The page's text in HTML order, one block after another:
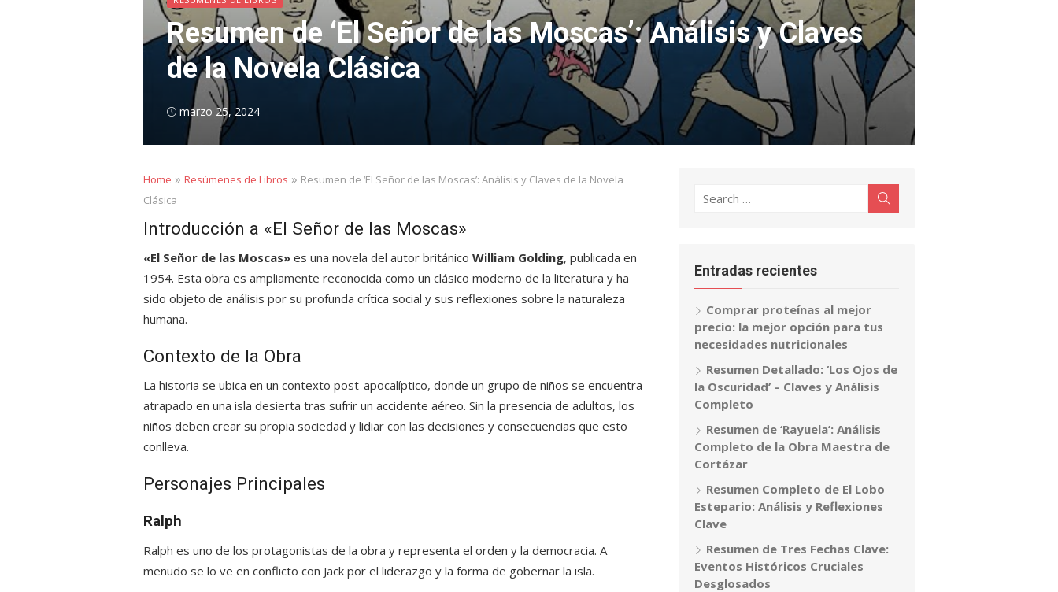
Resumen de ‘El Señor de las Moscas’: Análisis y Claves
de la Novela Clásica
Posted
marzo 25, 2024
Home » Resúmenes de Libros » Resumen de ‘El Señor de las Moscas’: Análisis y Claves de la Novela
Clásica
Introducción a «El Señor de las Moscas»
«El Señor de las Moscas» es una novela del autor británico William Golding, publicada en
1954. Esta obra es ampliamente reconocida como un clásico moderno de la literatura y ha
sido objeto de análisis por su profunda crítica social y sus reflexiones sobre la naturaleza
humana.
Contexto de la Obra
La historia se ubica en un contexto post-apocalíptico, donde un grupo de niños se encuentra
atrapado en una isla desierta tras sufrir un accidente aéreo. Sin la presencia de adultos, los
niños deben crear su propia sociedad y lidiar con las decisiones y consecuencias que esto
conlleva.
Personajes Principales
Ralph
Ralph es uno de los protagonistas de la obra y representa el orden y la democracia. A
menudo se lo ve en conflicto con Jack por el liderazgo y la forma de gobernar la isla.
Search
Entradas recientes
Comprar proteínas al mejor
precio: la mejor opción para tus
necesidades nutricionales
Resumen Detallado: ‘Los Ojos de
la Oscuridad’ – Claves y Análisis
Completo
Resumen de ‘Rayuela’: Análisis
Completo de la Obra Maestra de
Cortázar
Resumen Completo de El Lobo
Estepario: Análisis y Reflexiones
Clave
Resumen de Tres Fechas Clave:
Eventos Históricos Cruciales
Desglosados